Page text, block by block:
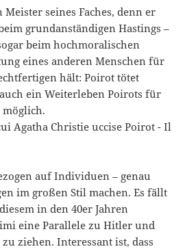
seines Faches, denn er
grundanständigen Hastings –
beim hochmoralischen
eines anderen Menschen für
hält: Poirot tötet
ein Weiterleben Poirots für
auf Individuen – genau
im großen Stil machen. Es fällt
in den 40er Jahren
eine Parallele zu Hitler und
ziehen. Interessant ist, dass